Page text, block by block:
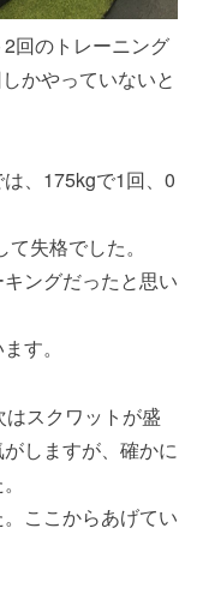
回のトレーニング
かやっていないと
、175kgで1回、0
失格でした。
ングだったと思い
す。
スクワットが盛
しますが、確かに
ここからあげてい